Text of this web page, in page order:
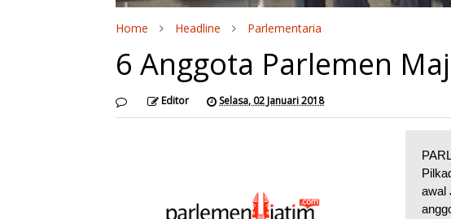
Home Headline Parlementaria
6 Anggota Parlemen
Editor Selasa, 02 Januari 2018
awal